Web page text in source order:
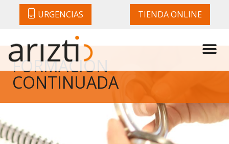
URGENCIAS TIENDA ONLINE
FORMACIÓN
CONTINUADA